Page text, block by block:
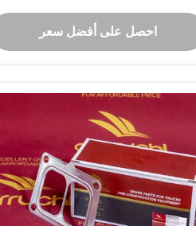
SHAANXI WP12 E4/5 SHACMAN
F3000/X3000 محرك جهاز استشعار
ضغط الزيت
احصل على أفضل سعر